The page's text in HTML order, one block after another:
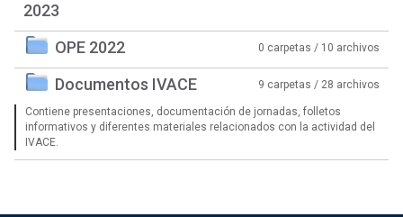
2023
OPE 2022 0 carpetas / 10 archivos
Documentos IVACE 9 carpetas / 28 archivos
Contiene presentaciones, documentación de jornadas, folletos
informativos y diferentes materiales relacionados con la actividad del
IVACE.